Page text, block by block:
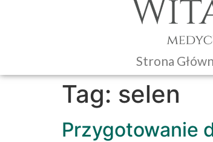
Strona
Tag: selen
Przygotowanie